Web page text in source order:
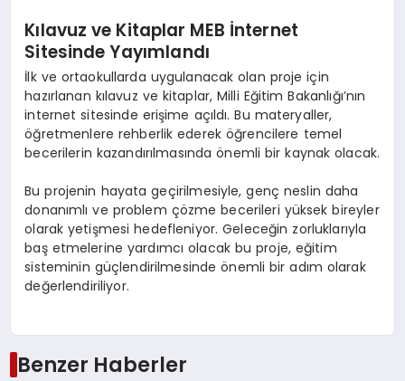
Kılavuz ve Kitaplar MEB İnternet
Sitesinde Yayımlandı
İlk ve ortaokullarda uygulanacak olan proje için
hazırlanan kılavuz ve kitaplar, Milli Eğitim Bakanlığı’nın
internet sitesinde erişime açıldı. Bu materyaller,
öğretmenlere rehberlik ederek öğrencilere temel
becerilerin kazandırılmasında önemli bir kaynak olacak.
Bu projenin hayata geçirilmesiyle, genç neslin daha
donanımlı ve problem çözme becerileri yüksek bireyler
olarak yetişmesi hedefleniyor. Geleceğin zorluklarıyla
baş etmelerine yardımcı olacak bu proje, eğitim
sisteminin güçlendirilmesinde önemli bir adım olarak
değerlendiriliyor.
Benzer Haberler